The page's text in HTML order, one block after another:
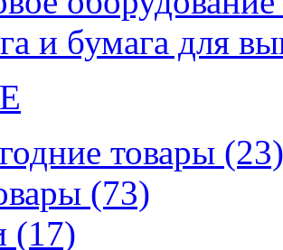
и бумага для
товары (23)
(73)
(17)